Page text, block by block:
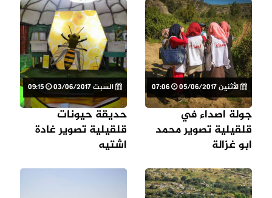
الأثنين 05/06/2017
جولة اصداء في
قلقيلية تصوير محمد
ابو غزالة
السبت 03/06/2017
حديقة حيونات
قلقيلية تصوير غادة
اشتيه